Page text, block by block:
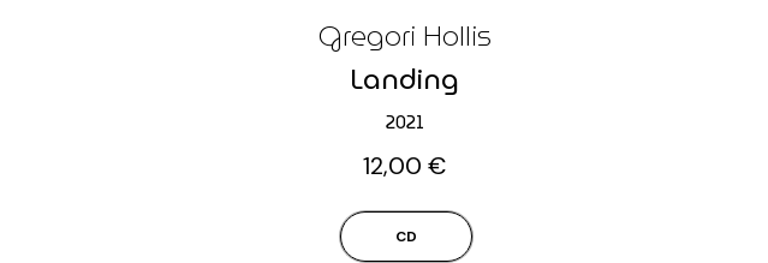
Gregori Hollis
Landing
2021
12,00€
CD